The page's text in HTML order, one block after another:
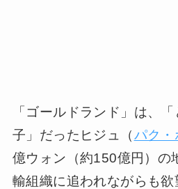
「ゴールドランド」は、
子」だったヒジュ（パク・
億ウォン（約150億円）の
輸組織に追われながらも